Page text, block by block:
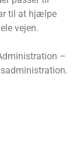
til at hjælpe
vejen.
–